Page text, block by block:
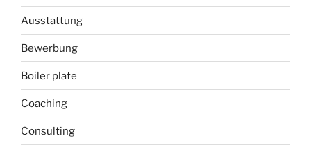
Ausstattung
Bewerbung
Boiler plate
Coaching
Consulting